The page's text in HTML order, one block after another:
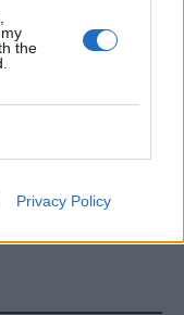
the
Privacy Policy
de 50